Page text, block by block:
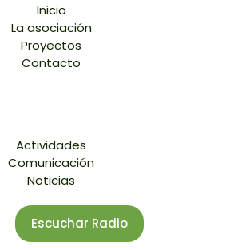
Inicio
La asociación
Proyectos
Contacto
Actividades
Comunicación
Noticias
Escuchar Radio